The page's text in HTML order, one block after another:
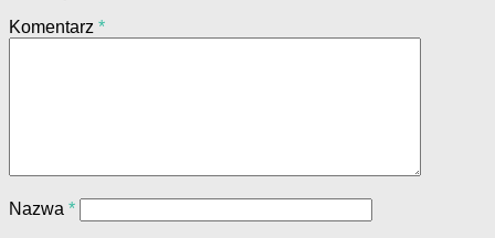
Komentarz *
Nazwa *